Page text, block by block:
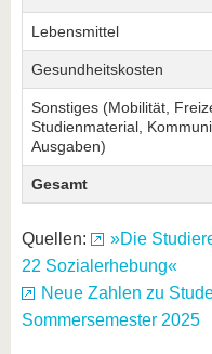
Lebensmittel
Gesundheitskosten
Sonstiges (Mobilität,
Studienmaterial,
Ausgaben)
Gesamt
Quellen:
»Die
22 Sozialerhebung«
Neue Zahlen zu
Sommersemester 2025